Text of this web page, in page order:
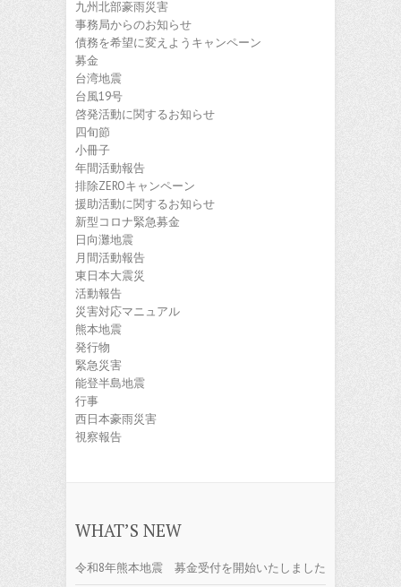
九州北部豪雨災害
事務局からのお知らせ
債務を希望に変えようキャンペーン
募金
台湾地震
台風19号
啓発活動に関するお知らせ
四旬節
小冊子
年間活動報告
排除ZEROキャンペーン
援助活動に関するお知らせ
新型コロナ緊急募金
日向灘地震
月間活動報告
東日本大震災
活動報告
災害対応マニュアル
熊本地震
発行物
緊急災害
能登半島地震
行事
西日本豪雨災害
視察報告
WHAT’S NEW
令和8年熊本地震 募金受付を開始いたしました